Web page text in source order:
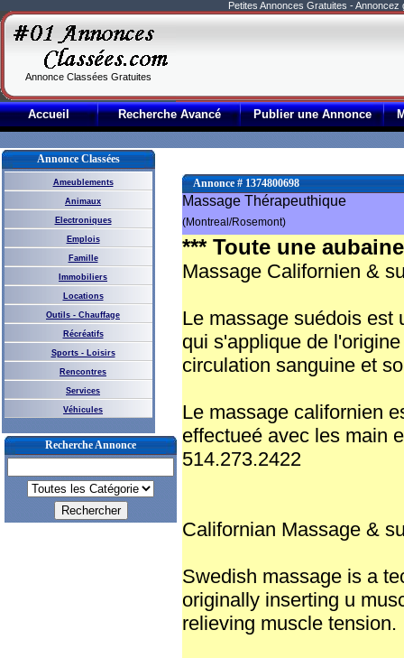
Petites Annonces Gratuites -
Annonce Classées Gratuites
Accueil Recherche Avancé Publier une Annonce
Annonce Classées
Ameublements
Animaux
Electroniques
Emplois
Famille
Immobiliers
Locations
Outils - Chauffage
Récréatifs
Sports - Loisirs
Rencontres
Services
Véhicules
Recherche Annonce
Annonce # 1374800698
Massage Thérapeuthique
(Montreal/Rosemont)
*** Toute une
Massage Californien &
Le massage suédois est
qui s'applique de
circulation sanguine et
Le massage californien
effectueé avec les main
514.273.2422
Californian Massage &
Swedish massage is a
originally inserting u
relieving muscle tension.